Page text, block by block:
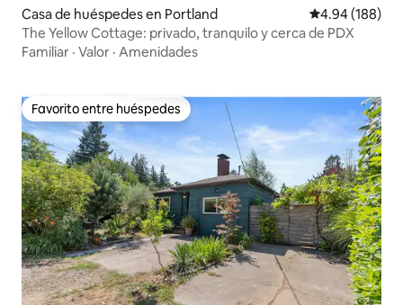
Casa de huéspedes en Portland Calificación
4.94 (188)
The Yellow Cottage: privado, tranquilo y cerca de PDX
Familiar · Valor · Amenidades
Favorito entre huéspedes
Favorito entre huéspedes